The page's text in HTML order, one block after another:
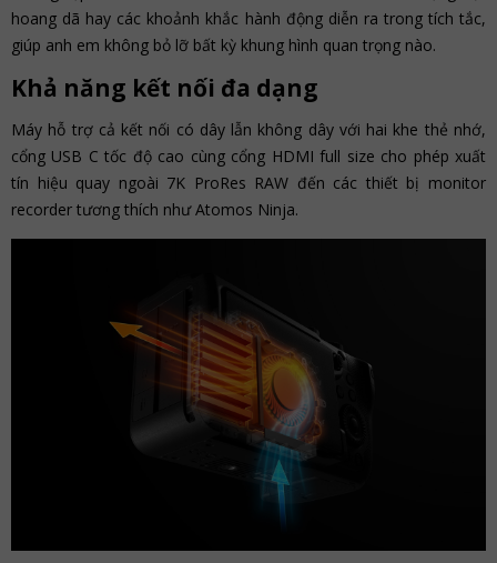
hoang dã hay các khoảnh khắc hành động diễn ra trong tích tắc,
giúp anh em không bỏ lỡ bất kỳ khung hình quan trọng nào.
Khả năng kết nối đa dạng
Máy hỗ trợ cả kết nối có dây lẫn không dây với hai khe thẻ nhớ,
cổng USB C tốc độ cao cùng cổng HDMI full size cho phép xuất
tín hiệu quay ngoài 7K ProRes RAW đến các thiết bị monitor
recorder tương thích như Atomos Ninja.